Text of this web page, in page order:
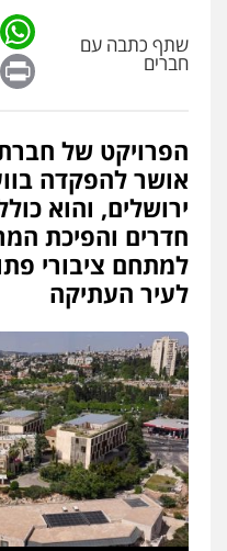
שתף כתבה עם
חברים
הפרויקט של
אושר להפקדה
חדרים והפיכת
למתחם ציבורי
לעיר העתיקה